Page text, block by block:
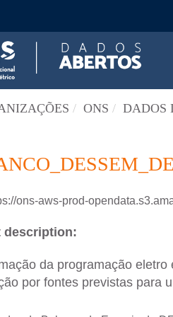
ONS DADOS
ons-aws-prod-
description:
da programação
por fontes previstas para